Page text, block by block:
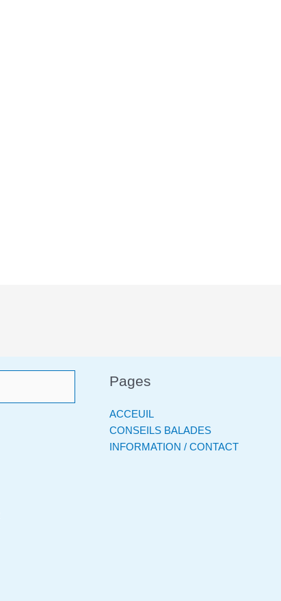
Pages
ACCEUIL
CONSEILS BALADES
INFORMATION / CONTACT